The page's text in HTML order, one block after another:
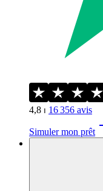
4,8 ⏐ 16 356 avis
Simuler mon prêt